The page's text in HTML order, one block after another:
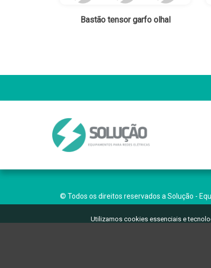
Bastão tensor garfo olhal
© Todos os direitos reservados a Solução -
Utilizamos cookies essenciais e